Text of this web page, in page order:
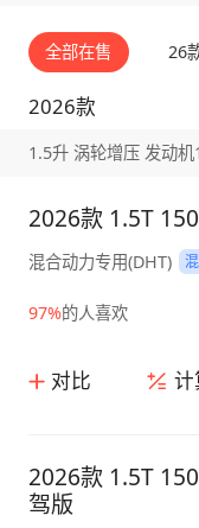
全部在售 26
2026款
1.5升 涡轮增压 发动
2026款 1.5T
混合动力专用(DHT)
97%的人喜欢
对比 计
2026款 1.5T
驾版